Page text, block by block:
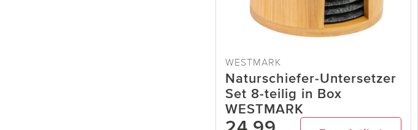
WESTMARK
Naturschiefer-Untersetzer
Set 8-teilig in Box
WESTMARK